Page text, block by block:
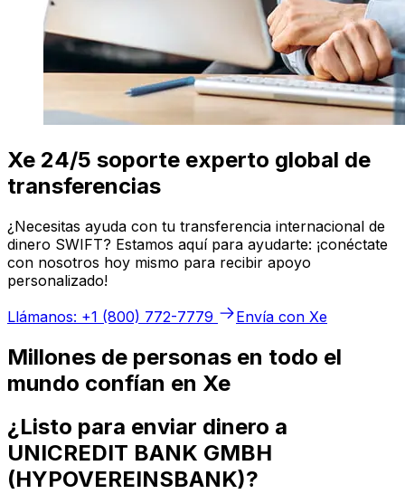
Xe 24/5 soporte experto global de
transferencias
¿Necesitas ayuda con tu transferencia internacional de
dinero SWIFT? Estamos aquí para ayudarte: ¡conéctate
con nosotros hoy mismo para recibir apoyo
personalizado!
Llámanos: +1 (800) 772-7779
Envía con Xe
Millones de personas en todo el
mundo confían en Xe
¿Listo para enviar dinero a
UNICREDIT BANK GMBH
(HYPOVEREINSBANK)?